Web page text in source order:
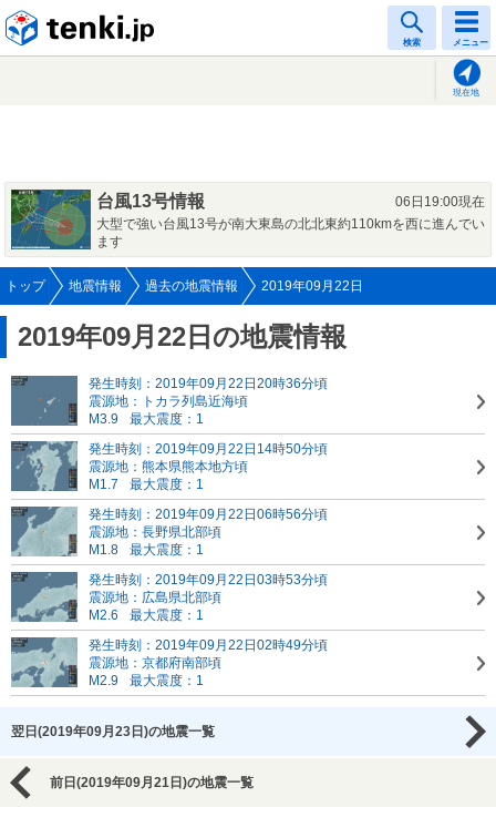
検索 メニュー
現在地
台風13号情報
06日19:00現在
大型で強い台風13号が南大東島の北北東約110kmを西に進んでい
ます
トップ 地震情報 過去の地震情報 2019年09月22日
2019年09月22日の地震情報
発生時刻：2019年09月22日20時36分頃
震源地：トカラ列島近海頃
M3.9
最大震度：1
発生時刻：2019年09月22日14時50分頃
震源地：熊本県熊本地方頃
M1.7
最大震度：1
発生時刻：2019年09月22日06時56分頃
震源地：長野県北部頃
M1.8
最大震度：1
発生時刻：2019年09月22日03時53分頃
震源地：広島県北部頃
M2.6
最大震度：1
発生時刻：2019年09月22日02時49分頃
震源地：京都府南部頃
M2.9
最大震度：1
翌日(2019年09月23日)の地震一覧
前日(2019年09月21日)の地震一覧